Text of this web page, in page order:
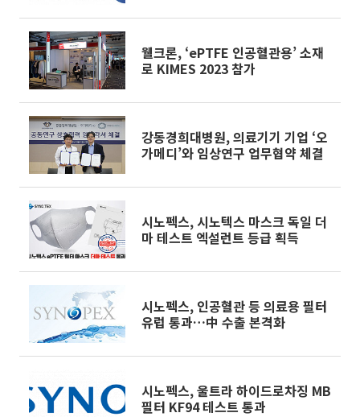
웰크론, ‘ePTFE 인공혈관용’ 소재
로 KIMES 2023 참가
강동경희대병원, 의료기기 기업 ‘오
가메디’와 임상연구 업무협약 체결
시노펙스, 시노텍스 마스크 독일 더
마 테스트 엑설런트 등급 획득
시노펙스, 인공혈관 등 의료용 필터
유럽 통과…中 수출 본격화
시노펙스, 울트라 하이드로차징 MB
필터 KF94 테스트 통과